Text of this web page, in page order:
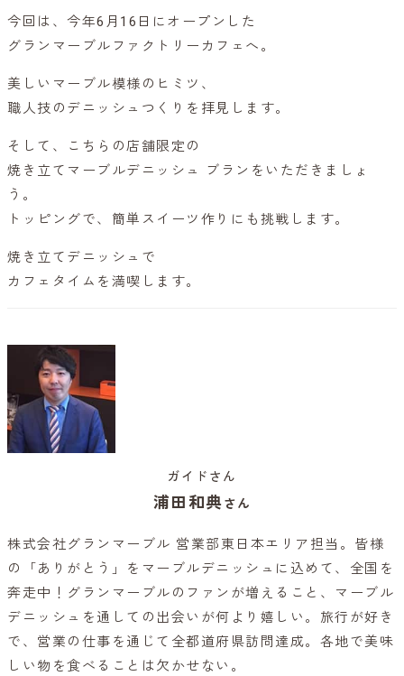
今回は、今年6月16日にオープンした
グランマーブルファクトリーカフェへ。
美しいマーブル模様のヒミツ、
職人技のデニッシュつくりを拝見します。
そして、こちらの店舗限定の
焼き立てマーブルデニッシュ ブランをいただきましょ
う。
トッピングで、簡単スイーツ作りにも挑戦します。
焼き立てデニッシュで
カフェタイムを満喫します。
ガイドさん
浦田和典さん
株式会社グランマーブル 営業部東日本エリア担当。皆様
の「ありがとう」をマーブルデニッシュに込めて、全国を
奔走中！グランマーブルのファンが増えること、マーブル
デニッシュを通しての出会いが何より嬉しい。旅行が好き
で、営業の仕事を通じて全都道府県訪問達成。各地で美味
しい物を食べることは欠かせない。